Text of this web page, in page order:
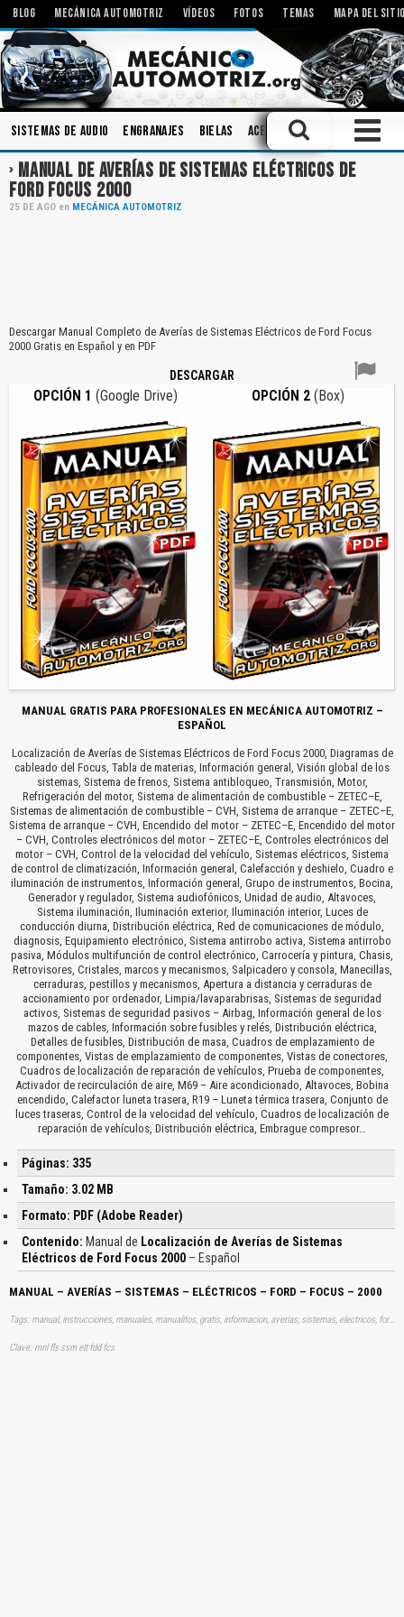
BLOG MECÁNICA AUTOMOTRIZ VÍDEOS FOTOS TEMAS MAPA DEL
Sistemas de Audio Engranajes Bielas Aceites Pistones
MANUAL DE AVERÍAS DE SISTEMAS ELÉCTRICOS DE
FORD FOCUS 2000
25 DE AGO en MECÁNICA AUTOMOTRIZ
Descargar Manual Completo de Averías de Sistemas Eléctricos de Ford Focus
2000 Gratis en Español y en PDF
DESCARGAR
OPCIÓN 1 (Google Drive) OPCIÓN 2(Box)
MANUAL GRATIS PARA PROFESIONALES EN MECÁNICA AUTOMOTRIZ –
ESPAÑOL
Localización de Averías de Sistemas Eléctricos de Ford Focus 2000, Diagramas de
cableado del Focus, Tabla de materias, Información general, Visión global de los
sistemas, Sistema de frenos, Sistema antibloqueo, Transmisión, Motor,
Refrigeración del motor, Sistema de alimentación de combustible – ZETEC–E,
Sistemas de alimentación de combustible – CVH, Sistema de arranque – ZETEC–E,
Sistema de arranque – CVH, Encendido del motor – ZETEC–E, Encendido del motor
– CVH, Controles electrónicos del motor – ZETEC–E, Controles electrónicos del
motor – CVH, Control de la velocidad del vehículo, Sistemas eléctricos, Sistema
de control de climatización, Información general, Calefacción y deshielo, Cuadro e
iluminación de instrumentos, Información general, Grupo de instrumentos, Bocina,
Generador y regulador, Sistema audiofónicos, Unidad de audio, Altavoces,
Sistema iluminación, Iluminación exterior, Iluminación interior, Luces de
conducción diurna, Distribución eléctrica, Red de comunicaciones de módulo,
diagnosis, Equipamiento electrónico, Sistema antirrobo activa, Sistema antirrobo
pasiva, Módulos multifunción de control electrónico, Carrocería y pintura, Chasis,
Retrovisores, Cristales, marcos y mecanismos, Salpicadero y consola, Manecillas,
cerraduras, pestillos y mecanismos, Apertura a distancia y cerraduras de
accionamiento por ordenador, Limpia/lavaparabrisas, Sistemas de seguridad
activos, Sistemas de seguridad pasivos – Airbag, Información general de los
mazos de cables, Información sobre fusibles y relés, Distribución eléctrica,
Detalles de fusibles, Distribución de masa, Cuadros de emplazamiento de
componentes, Vistas de emplazamiento de componentes, Vistas de conectores,
Cuadros de localización de reparación de vehículos, Prueba de componentes,
Activador de recirculación de aire, M69 – Aire acondicionado, Altavoces, Bobina
encendido, Calefactor luneta trasera, R19 – Luneta térmica trasera, Conjunto de
luces traseras, Control de la velocidad del vehículo, Cuadros de localización de
reparación de vehículos, Distribución eléctrica, Embrague compresor…
Páginas: 335
Tamaño: 3.02 MB
Formato: PDF (Adobe Reader)
Contenido: Manual de Localización de Averías de Sistemas
Eléctricos de Ford Focus 2000– Español
MANUAL – AVERÍAS – SISTEMAS – ELÉCTRICOS – FORD – FOCUS – 2000
Tags: manual, instrucciones, manuales, manualitos, gratis, informacion, averias, sistemas, electricos, ford, focus, aprender, descargas
Clave: mnl fls ssm elt fdd fcs